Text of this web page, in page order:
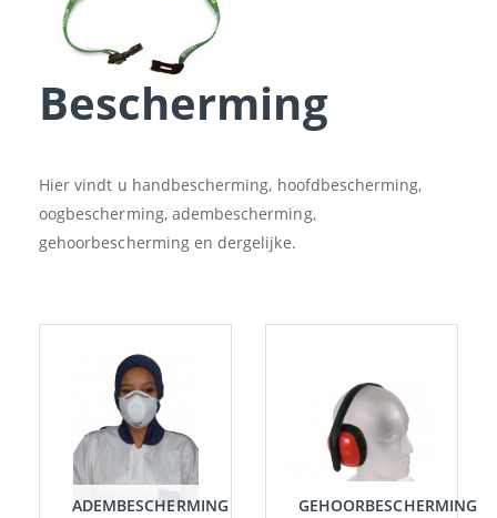
Bescherming
Hier vindt u handbescherming, hoofdbescherming,
oogbescherming, adembescherming,
gehoorbescherming en dergelijke.
ADEMBESCHERMING GEHOORBESCHERMING